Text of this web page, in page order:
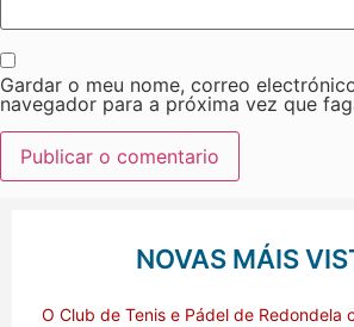
Gardar o meu nome, correo
navegador para a próxima vez que
NOVAS MÁIS
O Club de Tenis e Pádel de Redondela